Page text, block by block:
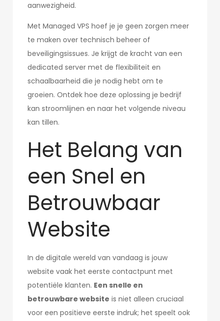
aanwezigheid.
Met Managed VPS hoef je je geen zorgen meer
te maken over technisch beheer of
beveiligingsissues. Je krijgt de kracht van een
dedicated server met de flexibiliteit en
schaalbaarheid die je nodig hebt om te
groeien. Ontdek hoe deze oplossing je bedrijf
kan stroomlijnen en naar het volgende niveau
kan tillen.
Het Belang van
een Snel en
Betrouwbaar
Website
In de digitale wereld van vandaag is jouw
website vaak het eerste contactpunt met
potentiële klanten. Een snelle en
betrouwbare website is niet alleen cruciaal
voor een positieve eerste indruk; het speelt ook